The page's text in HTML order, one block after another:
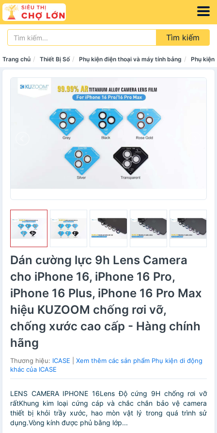
Tìm kiếm
Trang chủ Thiết Bị Số Phụ kiện điện thoại và máy tính bảng Phụ kiện
Dán cường lực 9h Lens Camera
cho iPhone 16, iPhone 16 Pro,
iPhone 16 Plus, iPhone 16 Pro Max
hiệu KUZOOM chống rơi vỡ,
chống xước cao cấp - Hàng chính
hãng
Thương hiệu: ICASE
Xem thêm các sản phẩm Phụ kiện di động
khác của ICASE
LENS CAMERA IPHONE 16Lens Độ cứng 9H chống rơi vỡ
rấtKhung kim loại cứng cáp và chắc chắn bảo vệ camera
thiết bị khỏi trầy xước, hao mòn vật lý trong quá trình sử
dụng.Vòng kính được phủ bằng lớp...